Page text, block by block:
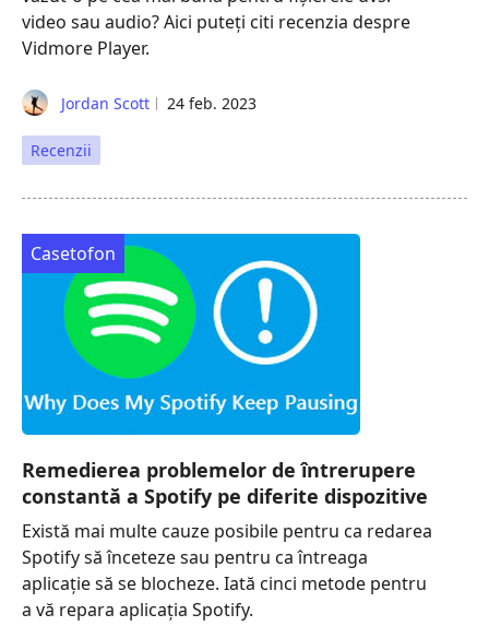
video sau audio? Aici puteți citi recenzia despre
Vidmore Player.
Jordan Scott 24 feb. 2023
Recenzii
Casetofon
Remedierea problemelor de întrerupere
constantă a Spotify pe diferite dispozitive
Există mai multe cauze posibile pentru ca redarea
Spotify să înceteze sau pentru ca întreaga
aplicație să se blocheze. Iată cinci metode pentru
a vă repara aplicația Spotify.